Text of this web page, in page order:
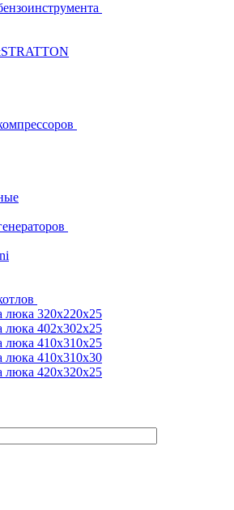
люка 320x220x25
люка 402x302x25
люка 410x310x25
люка 410х310х30
люка 420x320x25